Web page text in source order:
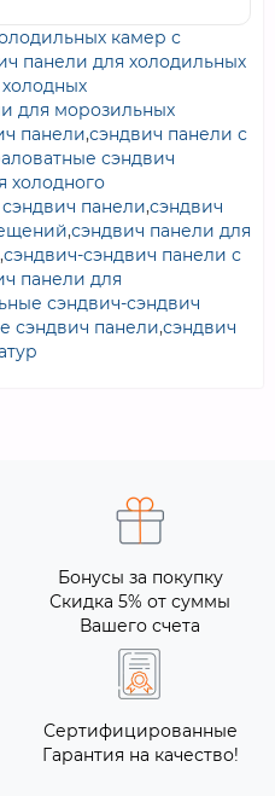
камер с
панели для холодильных
для морозильных
панели,сэндвич панели с
сэндвич
холодного
панели,сэндвич
,сэндвич панели для
,сэндвич-сэндвич панели с
панели для
сэндвич-сэндвич
сэндвич панели,сэндвич
Бонусы за покупку
Скидка 5% от суммы
Вашего счета
Сертифицированные
Гарантия на качество!